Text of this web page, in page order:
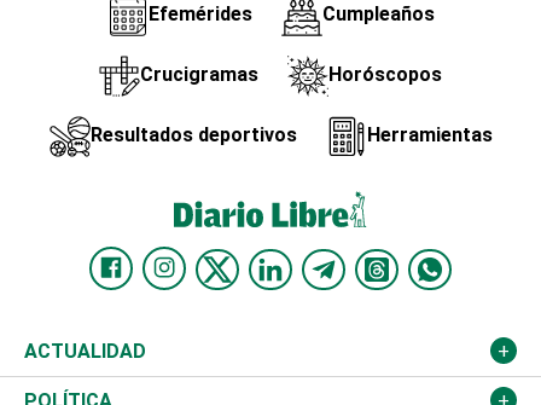
Efemérides Cumpleaños
Crucigramas Horóscopos
Resultados deportivos Herramientas
ACTUALIDAD